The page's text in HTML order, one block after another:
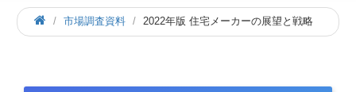
市場調査資料 2022年版 住宅メーカーの展望と戦略